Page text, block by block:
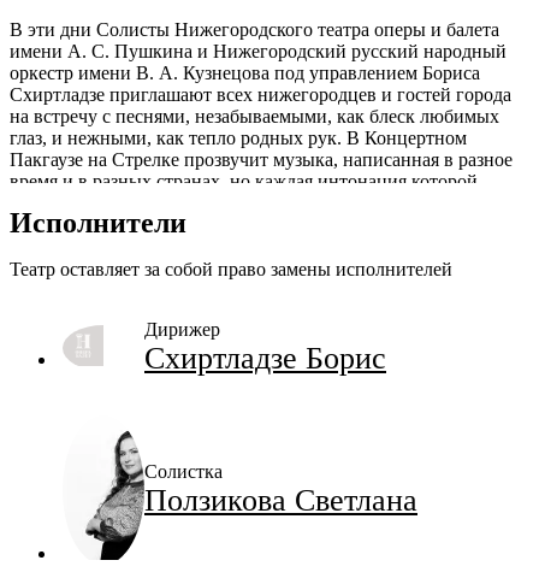
В эти дни Солисты Нижегородского театра оперы и балета
имени А. С. Пушкина и Нижегородский русский народный
оркестр имени В. А. Кузнецова под управлением Бориса
Схиртладзе приглашают всех нижегородцев и гостей города
на встречу с песнями, незабываемыми, как блеск любимых
глаз, и нежными, как тепло родных рук. В Концертном
Пакгаузе на Стрелке прозвучит музыка, написанная в разное
время и в разных странах, но каждая интонация которой
Исполнители
Театр оставляет за собой право замены исполнителей
Дирижер
Схиртладзе Борис
Солистка
Ползикова Светлана